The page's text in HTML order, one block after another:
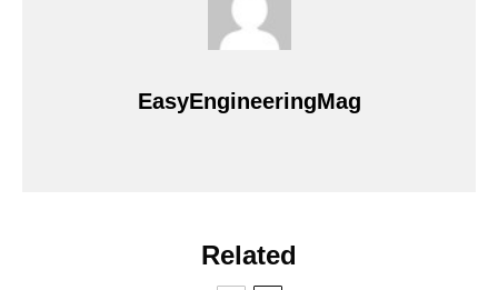
EasyEngineeringMag
Related